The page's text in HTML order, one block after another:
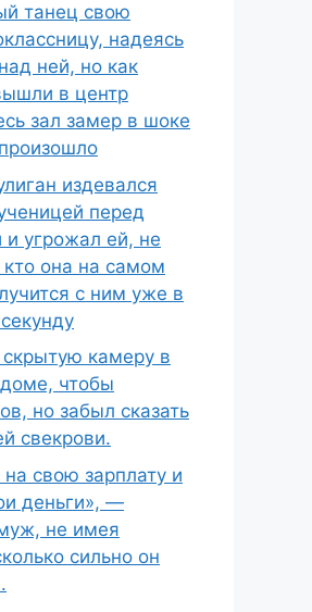
танец свою
надеясь
ней, но как
в центр
зал замер в шоке
издевался
перед
и угрожал ей, не
кто она на самом
с ним уже в
скрытую камеру в
чтобы
но забыл сказать
свекрови.
свою зарплату и
деньги», —
не имея
сильно он